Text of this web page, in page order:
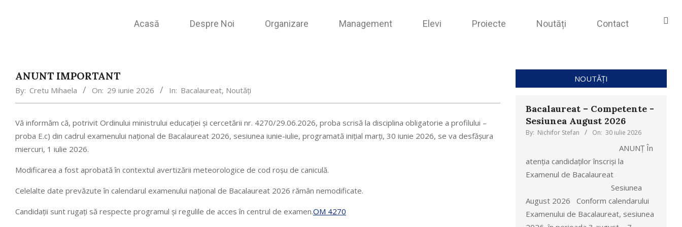
Acasă Despre Noi Organizare Management Elevi Proiecte Noutăți Contact
ANUNT IMPORTANT
By: Cretu Mihaela On: 29 iunie 2026 In: Bacalaureat, Noutăți
Vă informăm că, potrivit Ordinului ministrului educației și cercetării nr. 4270/29.06.2026, proba scrisă la disciplina obligatorie a profilului –
proba E.c) din cadrul examenului național de Bacalaureat 2026, sesiunea iunie-iulie, programată inițial marți, 30 iunie 2026, se va desfășura
miercuri, 1 iulie 2026.
Modificarea a fost aprobată în contextul avertizării meteorologice de cod roșu de caniculă.
Celelalte date prevăzute în calendarul examenului național de Bacalaureat 2026 rămân nemodificate.
Candidații sunt rugați să respecte programul și regulile de acces în centrul de examen.OM 4270
NOUTĂȚI
Bacalaureat – Competente -
Sesiunea August 2026
By: Nichifor Stefan On: 30 iulie 2026
ANUNȚ În
atenția candidaților înscriși la
Examenul de Bacalaureat
Sesiunea
August 2026 Conform calendarului
Examenului de Bacalaureat, sesiunea